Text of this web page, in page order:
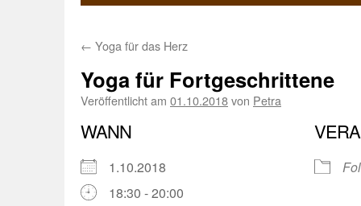
← Yoga für das Herz
Yoga für Fortgeschrittene
Veröffentlicht am 01.10.2018von Petra
WANN
1.10.2018
18:30 - 20:00